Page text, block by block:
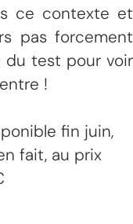
ce contexte et
pas forcement
du test pour voir
!
fin juin,
fait, au prix